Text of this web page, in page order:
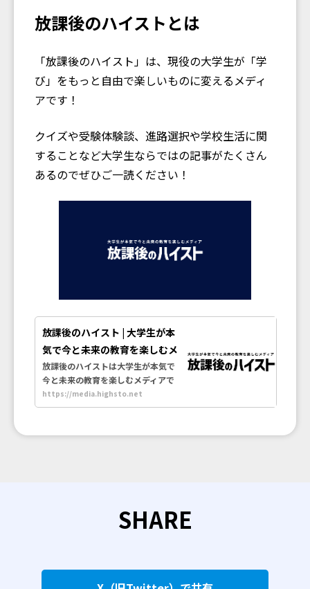
ら学べる教育系TCG
根本から変革し、子どもたちが楽し
みながら学びを得られるよう、生成
トレーディングカードゲーム
（TCG）を開発しています。
放課後のハイストとは
「放課後のハイスト」は、現役の大学生が「学
び」をもっと自由で楽しいものに変えるメディ
アです！
クイズや受験体験談、進路選択や学校生活に関
することなど大学生ならではの記事がたくさん
あるのでぜひご一読ください！
放課後のハイスト | 大学生が本
気で今と未来の教育を楽しむメ
ディア
放課後のハイストは大学生が本気で
今と未来の教育を楽しむメディアで
す。
https://media.highsto.net
SHARE